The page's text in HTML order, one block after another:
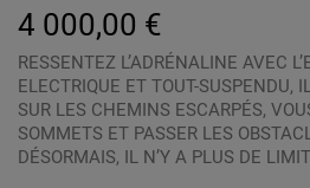
4 000,00 €
RESSENTEZ L’ADRÉNALINE AVEC
ELECTRIQUE ET TOUT-SUSPENDU,
SUR LES CHEMINS ESCARPÉS,
SOMMETS ET PASSER LES
DÉSORMAIS, IL N’Y A PLUS DE